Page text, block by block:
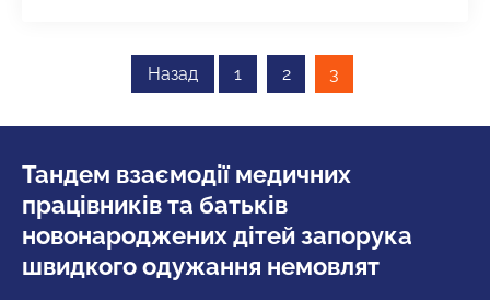
Пагінація
записів
Назад 1 2 3
Тандем взаємодії медичних
працівників та батьків
новонароджених дітей запорука
швидкого одужання немовлят